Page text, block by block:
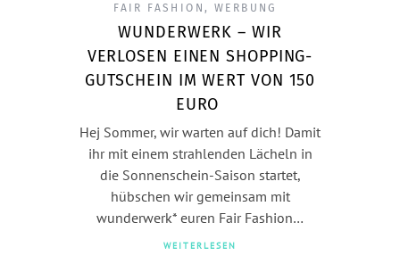
FAIR FASHION, WERBUNG
WUNDERWERK – WIR
VERLOSEN EINEN SHOPPING-
GUTSCHEIN IM WERT VON 150
EURO
Hej Sommer, wir warten auf dich! Damit
ihr mit einem strahlenden Lächeln in
die Sonnenschein-Saison startet,
hübschen wir gemeinsam mit
wunderwerk* euren Fair Fashion…
WEITERLESEN